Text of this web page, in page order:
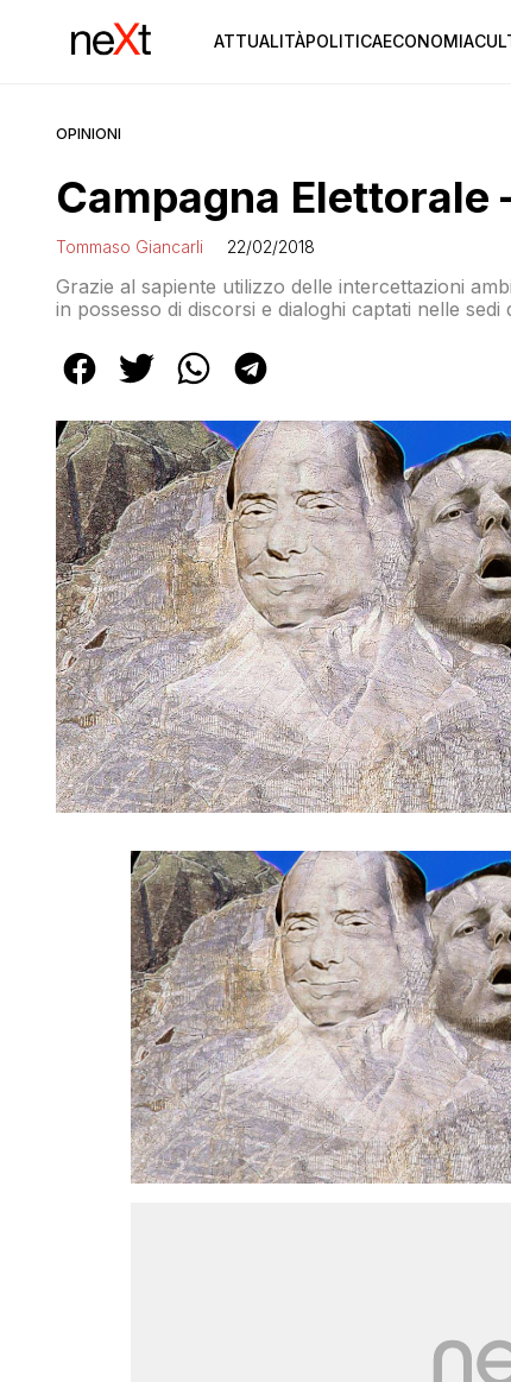
ATTUALITÀPOLITICAECONOMIA
OPINIONI
Campagna Elettorale
Tommaso Giancarli 22/02/2018
Grazie al sapiente utilizzo delle intercettazioni
in possesso di discorsi e dialoghi captati nelle
dare modo ai lettori […]